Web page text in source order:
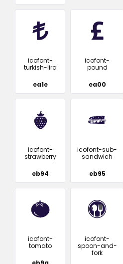
icofont-
turkish-lira
ea1e
icofont-
pound
ea00
icofont-
strawberry
eb94
icofont-sub-
sandwich
eb95
icofont-
tomato
icofont-
spoon-and-
fork